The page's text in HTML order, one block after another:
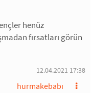
henüz
fırsatları görün
12.04.2021 17:38
hurmakebabı